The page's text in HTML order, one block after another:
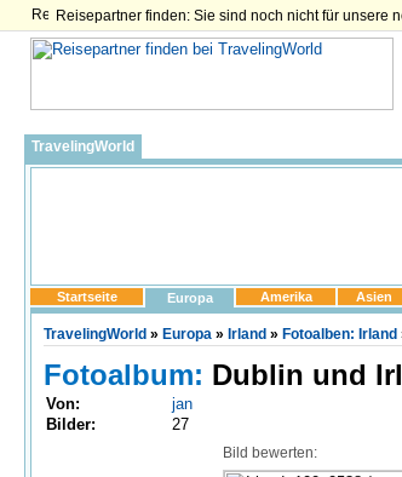
Reisepartner finden: Sie sind noch nicht für unsere
TravelingWorld
Startseite Europa Amerika Asien
TravelingWorld » Europa » Irland » Fotoalben: Irland
Fotoalbum: Dublin und
Von:
jan
Bilder:
27
Bild bewerten: